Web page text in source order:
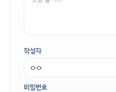
작성자
비밀번호